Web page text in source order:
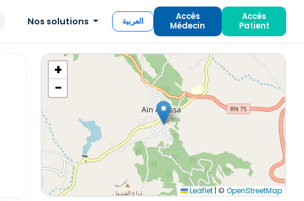
Nos solutions العربية
Accès
Médecin
Accès
Patient
+
−
Leaflet | © OpenStreetMap